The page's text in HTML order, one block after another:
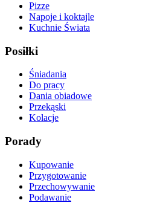
Pizze
Napoje i koktajle
Kuchnie Świata
Posiłki
Śniadania
Do pracy
Dania obiadowe
Przekąski
Kolacje
Porady
Kupowanie
Przygotowanie
Przechowywanie
Podawanie